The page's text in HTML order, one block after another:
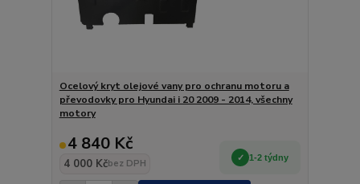
Ocelový kryt olejové vany pro ochranu motoru a
převodovky pro Hyundai i 20 2009 - 2014, všechny
motory
4 840 Kč
4 000 Kčbez DPH
1-2 týdny